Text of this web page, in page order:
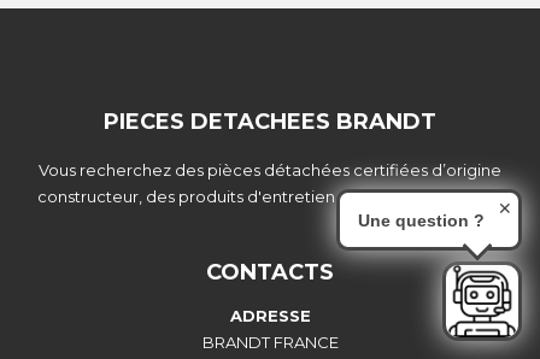
PIECES DETACHEES BRANDT
Vous recherchez des pièces détachées certifiées d’origine
constructeur, des produits d'entretien, ou des accessoires ?
CONTACTS
ADRESSE
BRANDT FRANCE
Une question ?
✕